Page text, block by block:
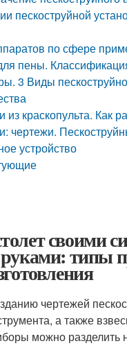
пескоструйной
по сфере
пены.
3 Виды
краскопульта. Как
чертежи.
устройство
своими
типы
чертежей
а также
можно разделить